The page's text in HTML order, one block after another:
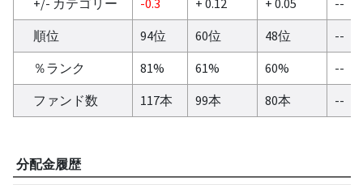
順位
94位 60位 48位
--
％ランク
81% 61% 60%
--
ファンド数
117本 99本 80本 --
分配金履歴